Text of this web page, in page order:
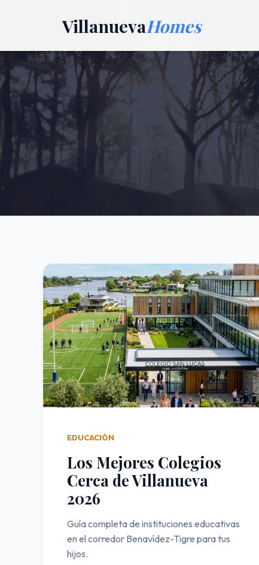
VillanuevaHomes
EDUCACIÓN
Los Mejores Colegios
Cerca de Villanueva
2026
Guía completa de instituciones educativas
en el corredor Benavídez-Tigre para tus
hijos.